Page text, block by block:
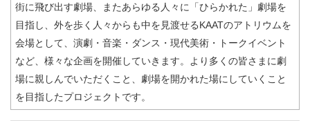
街に飛び出す劇場、またあらゆる人々に「ひらかれた」劇場を
目指し、外を歩く人々からも中を見渡せるKAATのアトリウムを
会場として、演劇・音楽・ダンス・現代美術・トークイベント
など、様々な企画を開催していきます。より多くの皆さまに劇
場に親しんでいただくこと、劇場を開かれた場にしていくこと
を目指したプロジェクトです。